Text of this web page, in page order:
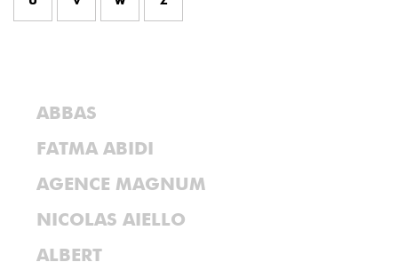
ABBAS
FATMA ABIDI
AGENCE MAGNUM
NICOLAS AIELLO
ALBERT